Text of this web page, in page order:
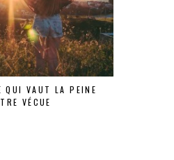
QUI VAUT LA PEINE
VÉCUE